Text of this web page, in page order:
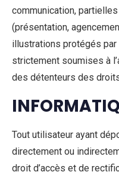
communication,
(présentation,
illustrations protégés par
strictement soumises à
des détenteurs des
Tout utilisateur ayant
directement ou
droit d’accès et de